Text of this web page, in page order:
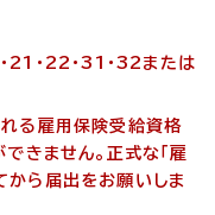
・21・22・31・32または
れる雇用保険受給資格
できません。正式な「雇
から届出をお願いしま